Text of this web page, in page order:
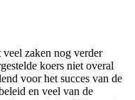
zaken nog verder
koers niet overal
voor het succes van de
en veel van de